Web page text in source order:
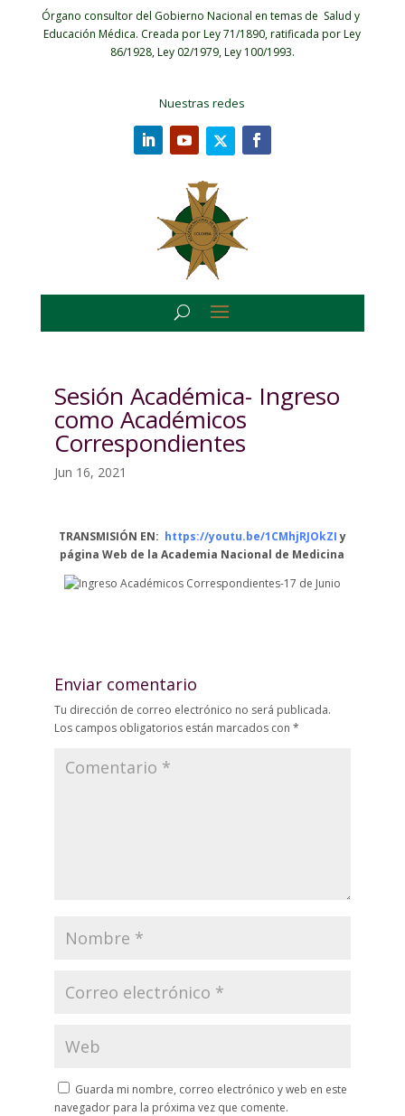
Órgano consultor del Gobierno Nacional en temas de Salud y
Educación Médica. Creada por Ley 71/1890, ratificada por Ley
86/1928, Ley 02/1979, Ley 100/1993.
Nuestras redes
Sesión Académica- Ingreso
como Académicos
Correspondientes
Jun 16, 2021
TRANSMISIÓN EN: https://youtu.be/1CMhjRJOkZIy
página Web de la Academia Nacional de Medicina
Enviar comentario
Tu dirección de correo electrónico no será publicada.
Los campos obligatorios están marcados con *
Guarda mi nombre, correo electrónico y web en este
navegador para la próxima vez que comente.